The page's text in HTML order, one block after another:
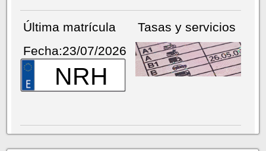
Última matrícula
Fecha:23/07/2026
NRH
Tasas y servicios